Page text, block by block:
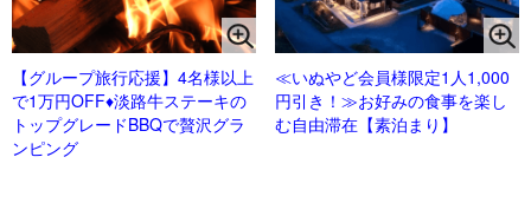
【グループ旅行応援】4名様以上
で1万円OFF♦淡路牛ステーキの
トップグレードBBQで贅沢グラ
ンピング
≪いぬやど会員様限定1人1,000
円引き！≫お好みの食事を楽し
む自由滞在【素泊まり】